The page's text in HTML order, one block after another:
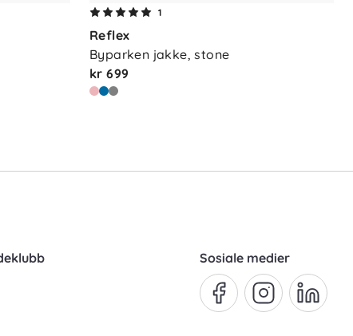
1
Reflex
Byparken jakke, stone
kr 699
Sosiale medier